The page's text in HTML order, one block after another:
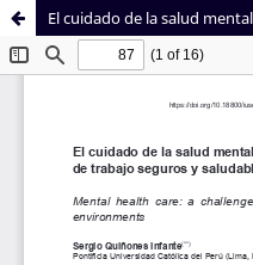
Sistema de
Bibliotecas
Facultad de
Derecho